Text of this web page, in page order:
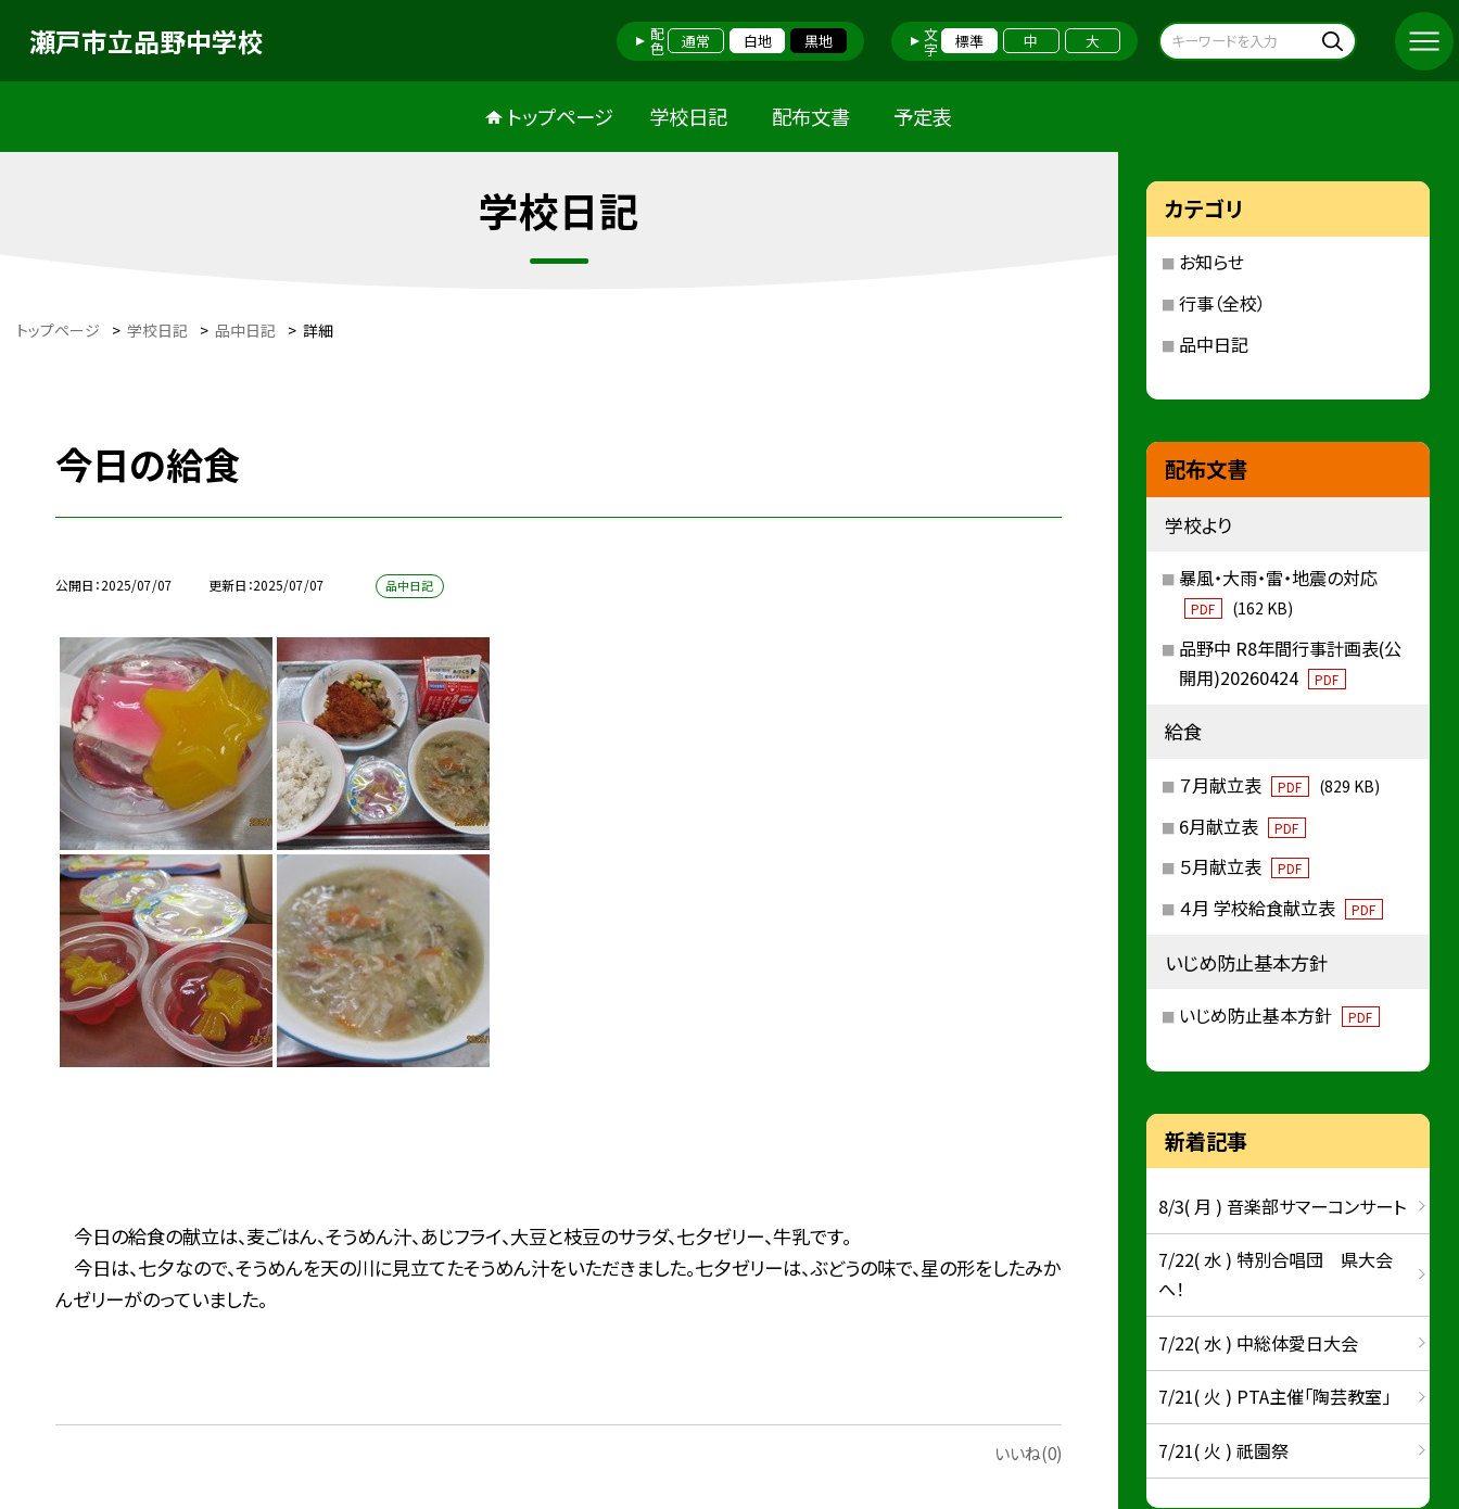
瀬戸市立品野中学校 配色 通常 白地 黒地 文字 標準 中 大
トップページ 学校日記 配布文書 予定表
学校日記
トップページ > 学校日記 > 品中日記 > 詳細
今日の給食
公開日 2025/07/07 更新日 2025/07/07 品中日記
今日の給食の献立は、麦ごはん、そうめん汁、あじフライ、大豆と枝豆のサラダ、七夕ゼリー、牛乳です。
今日は、七夕なので、そうめんを天の川に見立てたそうめん汁をいただきました。七夕ゼリーは、ぶどうの味で、星の形をしたみか
んゼリーがのっていました。
いいね(0)
カテゴリ
お知らせ
行事（全校）
品中日記
配布文書
学校より
暴風・大雨・雷・地震の対応
PDF (162 KB)
品野中 R8年間行事計画表(公
開用)20260424
PDF
給食
７月献立表 PDF (829 KB)
6月献立表 PDF
５月献立表 PDF
４月 学校給食献立表 PDF
いじめ防止基本方針
いじめ防止基本方針 PDF
新着記事
8/3( 月 ) 音楽部サマーコンサート
7/22( 水 ) 特別合唱団 県大会
へ！
7/22( 水 ) 中総体愛日大会
7/21( 火 ) PTA主催「陶芸教室」
7/21( 火 ) 祇園祭